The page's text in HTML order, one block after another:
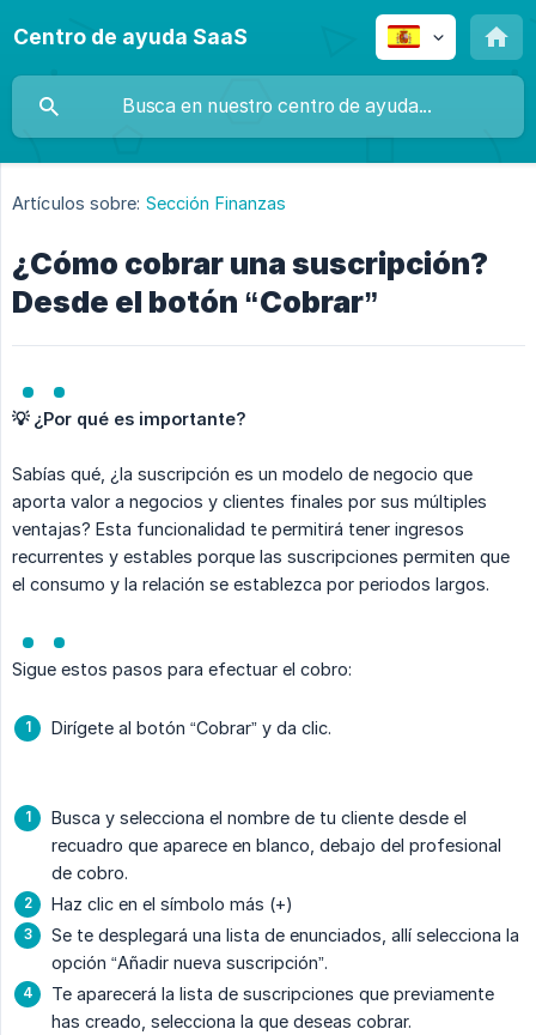
Centro de ayuda SaaS
Artículos sobre: Sección Finanzas
¿Cómo cobrar una suscripción?
Desde el botón “Cobrar”
💡 ¿Por qué es importante?
Sabías qué, ¿la suscripción es un modelo de negocio que
aporta valor a negocios y clientes finales por sus múltiples
ventajas? Esta funcionalidad te permitirá tener ingresos
recurrentes y estables porque las suscripciones permiten que
el consumo y la relación se establezca por periodos largos.
Sigue estos pasos para efectuar el cobro:
Dirígete al botón “Cobrar” y da clic.
Busca y selecciona el nombre de tu cliente desde el
recuadro que aparece en blanco, debajo del profesional
de cobro.
Haz clic en el símbolo más (+)
Se te desplegará una lista de enunciados, allí selecciona la
opción “Añadir nueva suscripción”.
Te aparecerá la lista de suscripciones que previamente
has creado, selecciona la que deseas cobrar.